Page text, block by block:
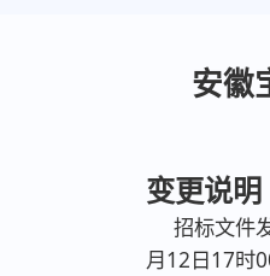
安徽
变更说明
招标文件
月12日17时